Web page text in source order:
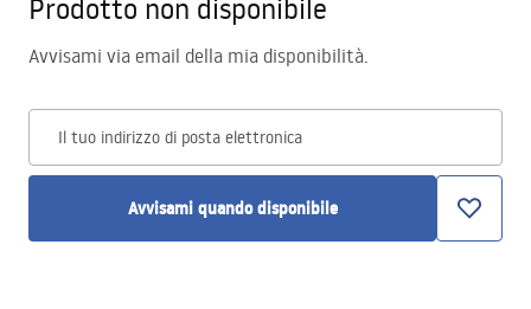
Prodotto non disponibile
Avvisami via email della mia disponibilità.
Il tuo indirizzo di posta elettronica
Avvisami quando disponibile